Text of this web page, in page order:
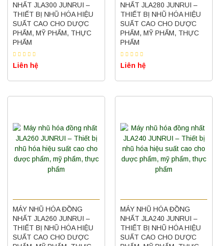
NHẤT JLA300 JUNRUI –
THIẾT BỊ NHŨ HÓA HIỆU
SUẤT CAO CHO DƯỢC
PHẨM, MỸ PHẨM, THỰC
PHẨM
Liên hệ
NHẤT JLA280 JUNRUI –
THIẾT BỊ NHŨ HÓA HIỆU
SUẤT CAO CHO DƯỢC
PHẨM, MỸ PHẨM, THỰC
PHẨM
Liên hệ
MÁY NHŨ HÓA ĐỒNG
NHẤT JLA260 JUNRUI –
THIẾT BỊ NHŨ HÓA HIỆU
SUẤT CAO CHO DƯỢC
MÁY NHŨ HÓA ĐỒNG
NHẤT JLA240 JUNRUI –
THIẾT BỊ NHŨ HÓA HIỆU
SUẤT CAO CHO DƯỢC